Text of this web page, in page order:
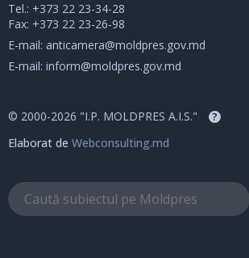
Tel.: +373 22 23-34-28
Fax: +373 22 23-26-98
E-mail: anticamera@moldpres.gov.md
E-mail: inform@moldpres.gov.md
© 2000-2026 "I.P. MOLDPRES A.I.S." ?
Elaborat de Webconsulting.md